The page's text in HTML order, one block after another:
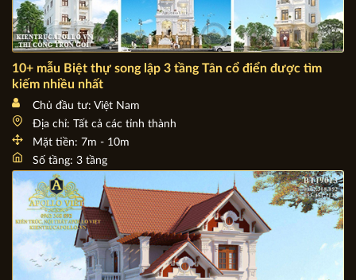
10+ mẫu Biệt thự song lập 3 tầng Tân cổ điển được tìm
kiếm nhiều nhất
Chủ đầu tư: Việt Nam
Địa chỉ: Tất cả các tỉnh thành
Mặt tiền: 7m - 10m
Số tầng: 3 tầng